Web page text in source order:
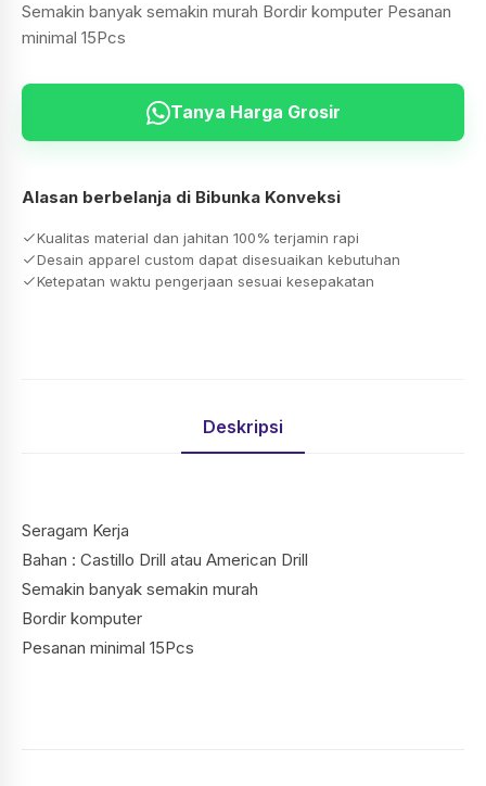
Semakin banyak semakin murah Bordir komputer Pesanan
minimal 15Pcs
Tanya Harga Grosir
Alasan berbelanja di Bibunka Konveksi
Kualitas material dan jahitan 100% terjamin rapi
Desain apparel custom dapat disesuaikan kebutuhan
Ketepatan waktu pengerjaan sesuai kesepakatan
Deskripsi
Seragam Kerja
Bahan : Castillo Drill atau American Drill
Semakin banyak semakin murah
Bordir komputer
Pesanan minimal 15Pcs